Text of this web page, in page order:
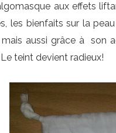
aux effets
les bienfaits sur la
aussi grâce à son
teint devient radieux!